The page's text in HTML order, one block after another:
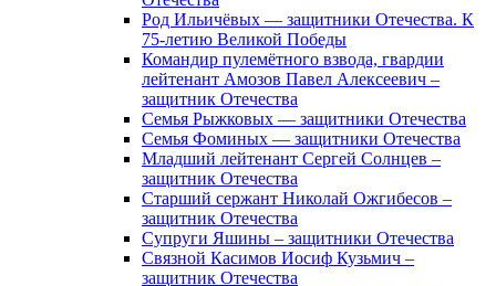
Род Ильичёвых — защитники Отечества. К
75-летию Великой Победы
Командир пулемётного взвода, гвардии
лейтенант Амозов Павел Алексеевич –
защитник Отечества
Семья Рыжковых — защитники Отечества
Семья Фоминых — защитники Отечества
Младший лейтенант Сергей Солнцев –
защитник Отечества
Старший сержант Николай Ожгибесов –
защитник Отечества
Супруги Яшины – защитники Отечества
Связной Касимов Иосиф Кузьмич –
защитник Отечества